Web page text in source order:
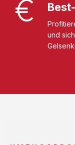
und